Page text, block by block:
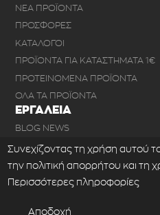
ΝΕΑ ΠΡΟΪΟΝΤΑ
ΠΡΟΣΦΟΡΕΣ
ΚΑΤΑΛΟΓΟΙ
ΠΡΟΪΟΝΤΑ ΓΙΑ ΚΑΤΑΣΤΗΜΑΤΑ 1€
ΠΡΟΤΕΙΝΟΜΕΝΑ ΠΡΟΪΟΝΤΑ
ΟΛΑ ΤΑ ΠΡΟΪΟΝΤΑ
ΕΡΓΑΛΕΙΑ
BLOG NEWS
ΣΥΧΝΕΣ ΕΡΩΤΗΣΕΙΣ
ΕΠΙΚΟΙΝΩΝΙΑ
ΕΞΑΓΩΓΗ ΑΡΧΕΙΟΥ XML
Συνεχίζοντας τη χρήση αυτού
την πολιτική απορρήτου και τη
Περισσότερες πληροφορίες
Αποδοχή